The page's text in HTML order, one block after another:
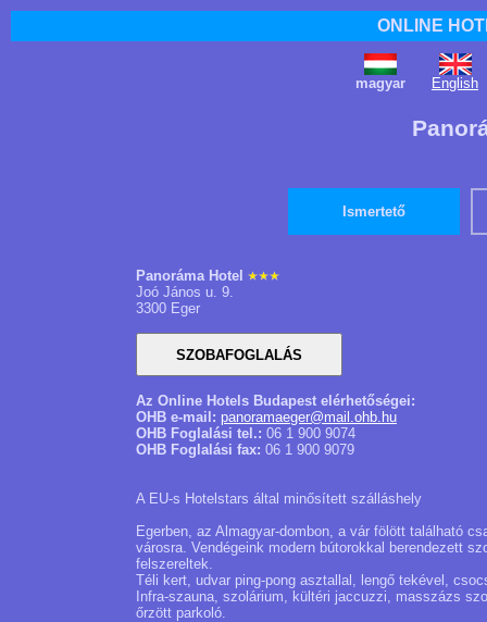
ONLINE
magyar English
Ismertető
Panoráma Hotel
Joó János u. 9.
3300 Eger
Az Online Hotels Budapest elérhetőségei:
OHB e-mail: panoramaeger@mail.ohb.hu
OHB Foglalási tel.: 06 1 900 9074
OHB Foglalási fax: 06 1 900 9079
A EU-s Hotelstars által minősített szálláshely
Egerben, az Almagyar-dombon, a vár fölött található
városra. Vendégeink modern bútorokkal berendezett
felszereltek.
Téli kert, udvar ping-pong asztallal, lengő tekével,
Infra-szauna, szolárium, kültéri jaccuzzi, masszázs
őrzött parkoló.